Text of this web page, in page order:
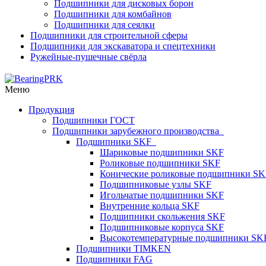
Подшипники для дисковых борон
Подшипники для комбайнов
Подшипники для сеялки
Подшипники для строительной сферы
Подшипники для экскаватора и спецтехники
Ружейные-пушечные свёрла
Меню
Продукция
Подшипники ГОСТ
Подшипники зарубежного производства
Подшипники SKF
Шариковые подшипники SKF
Роликовые подшипники SKF
Конические роликовые подшипники
Подшипниковые узлы SKF
Игольчатые подшипники SKF
Внутренние кольца SKF
Подшипники скольжения SKF
Подшипниковые корпуса SKF
Высокотемпературные подшипники
Подшипники TIMKEN
Подшипники FAG